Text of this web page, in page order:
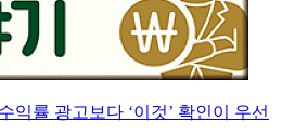
수익률 광고보다 ‘이것’ 확인이 우선